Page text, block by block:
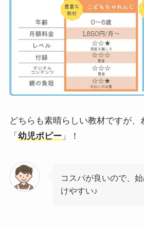
どちらも素晴らしい教材ですが、
「 幼児ポピー」！
コスパが良いので、
けやすい♪